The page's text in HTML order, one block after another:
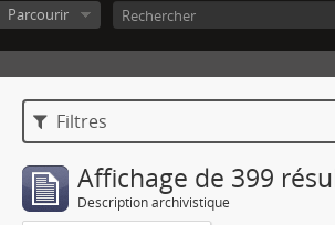
Parcourir
Filtres
Affichage de 399
Description archivistique